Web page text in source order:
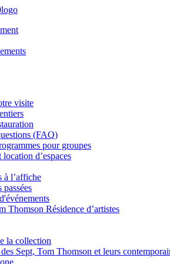
visite
(FAQ)
pour groupes
d’espaces
à l’affiche
Thomson Résidence d’artistes
la collection
Sept, Tom Thomson et leurs